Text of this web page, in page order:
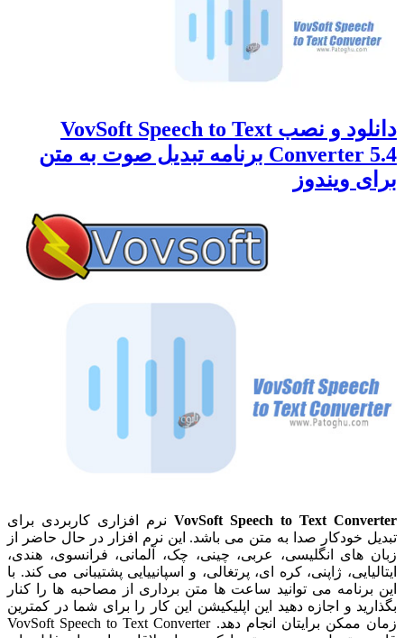
دانلود و نصب VovSoft Speech to Text
Converter 5.4 برنامه تبدیل صوت به متن
برای ویندوز
VovSoft Speech to Text Converter نرم افزاری کاربردی برای
تبدیل خودکار صدا به متن می باشد. این نرم افزار در حال حاضر از
زبان های انگلیسی، عربی، چینی، چک، آلمانی، فرانسوی، هندی،
ایتالیایی، ژاپنی، کره ای، پرتغالی، و اسپانییایی پشتیبانی می کند. با
این برنامه می توانید ساعت ها متن برداری از مصاحبه ها را کنار
بگذارید و اجازه دهید این اپلیکیشن این کار را برای شما در کمترین
زمان ممکن برایتان انجام دهد. VovSoft Speech to Text Converter